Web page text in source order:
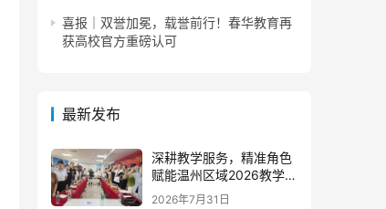
喜报｜双誉加冕，载誉前行！春华教育再
获高校官方重磅认可
最新发布
深耕教学服务，精准角色
赋能温州区域2026教学团
队半年度工作会议顺利召
2026年7月31日